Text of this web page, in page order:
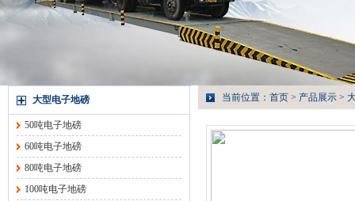
大型电子地磅
50吨电子地磅
60吨电子地磅
80吨电子地磅
100吨电子地磅
当前位置： 首页 > 产品展示 >